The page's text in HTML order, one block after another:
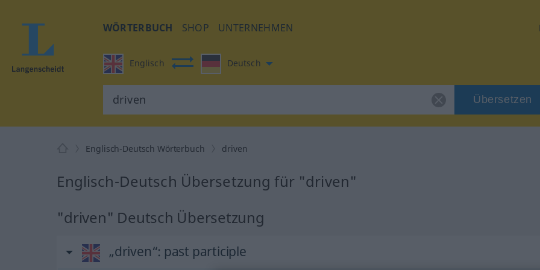
WÖRTERBUCH SHOP UNTERNEHMEN
Englisch Deutsch
Übersetzen
Englisch-Deutsch Wörterbuch driven
Englisch-Deutsch Übersetzung für "driven"
"driven" Deutsch Übersetzung
„driven“: past participle